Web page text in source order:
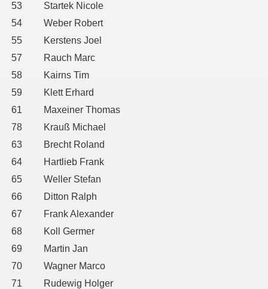
53
Startek Nicole
54
Weber Robert
55
Kerstens Joel
57
Rauch Marc
58
Kairns Tim
59
Klett Erhard
61
Maxeiner Thomas
78
Krauß Michael
63
Brecht Roland
64
Hartlieb Frank
65
Weller Stefan
66
Ditton Ralph
67
Frank Alexander
68
Koll Germer
69
Martin Jan
70
Wagner Marco
71
Rudewig Holger